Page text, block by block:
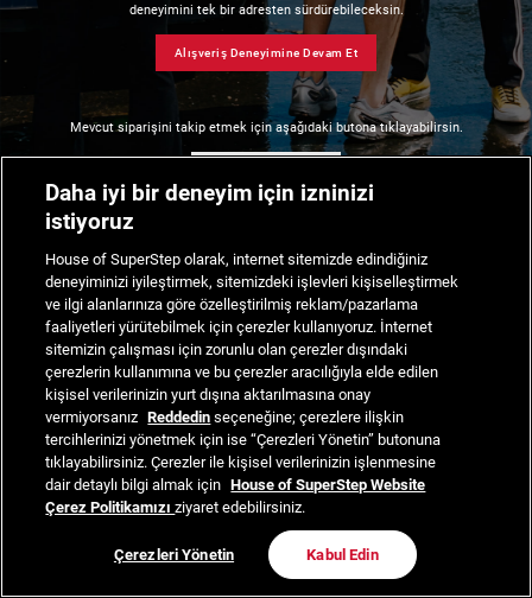
deneyimini tek bir adresten sürdürebileceksin.
Alışveriş Deneyimine Devam Et
Mevcut siparişini takip etmek için aşağıdaki butona tıklayabilirsin.
Daha iyi bir deneyim için izninizi
istiyoruz
House of SuperStep olarak, internet sitemizde edindiğiniz
deneyiminizi iyileştirmek, sitemizdeki işlevleri kişiselleştirmek
ve ilgi alanlarınıza göre özelleştirilmiş reklam/pazarlama
faaliyetleri yürütebilmek için çerezler kullanıyoruz. İnternet
sitemizin çalışması için zorunlu olan çerezler dışındaki
çerezlerin kullanımına ve bu çerezler aracılığıyla elde edilen
kişisel verilerinizin yurt dışına aktarılmasına onay
vermiyorsanız Reddedin seçeneğine; çerezlere ilişkin
tercihlerinizi yönetmek için ise “Çerezleri Yönetin” butonuna
tıklayabilirsiniz. Çerezler ile kişisel verilerinizin işlenmesine
dair detaylı bilgi almak için House of SuperStep Website
Çerez Politikamızıziyaret edebilirsiniz.
Çerezleri Yönetin Kabul Edin